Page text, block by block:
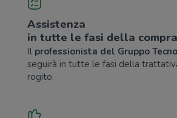
Assistenza
in tutte le fasi della
Il professionista del Gruppo
seguirà in tutte le fasi della
rogito.